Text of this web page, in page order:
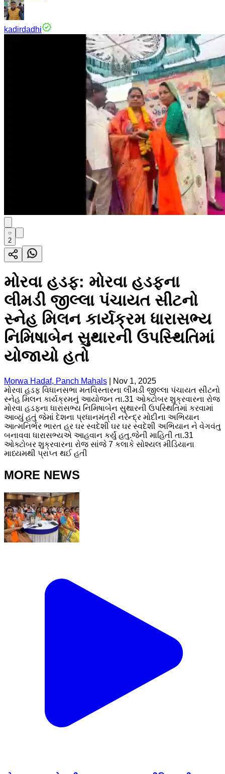
kadirdadhi
2
મોરવા હડફ: મોરવા હડફના
લીમડી જીલ્લા પંચાયત સીટનો
સ્નેહ મિલન કાર્યક્રમ ધારાસભ્ય
નિમિષાબેન સુથારની ઉપસ્થિતિમાં
યોજાયો હતો
Morwa Hadaf, Panch Mahals
Nov 1, 2025
મોરવા હડફ વિધાનસભા મતવિસ્તારના લીમડી જીલ્લા પંચાયત સીટનો
સ્નેહ મિલન કાર્યક્રમનું આયોજન તા.31 ઓક્ટોબર શુક્રવારના રોજ
મોરવા હડફના ધારાસભ્ય નિમિષાબેન સુથારની ઉપસ્થિતિમાં કરવામાં
આવ્યું હતું જેમાં દેશના પ્રધાનમંત્રી નરેન્દ્ર મોદીના અભિયાન
આત્મનિર્ભર ભારત હર ઘર સ્વદેશી ઘર ઘર સ્વદેશી અભિયાન ને વેગવંતુ
બનાવવા ધારાસભ્યએ આહવાન કર્યું હતુ.જેની માહિતી તા.31
ઓક્ટોબર શુક્રવારના રોજ સાંજે 7 કલાકે સોશ્યલ મીડિયાના
માધ્યમથી પ્રાપ્ત થઈ હતી
MORE NEWS